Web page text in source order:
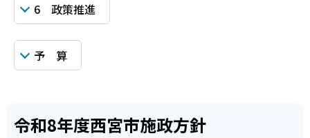
6 政策推進
予 算
令和8年度西宮市施政方針